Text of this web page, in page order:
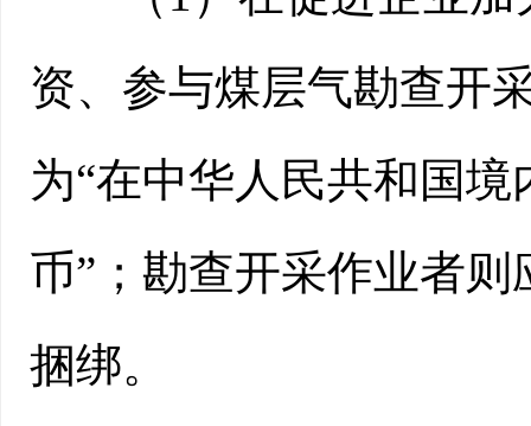
资、参与煤层气勘查开
为“在中华人民共和国
币”；勘查开采作业者
捆绑。